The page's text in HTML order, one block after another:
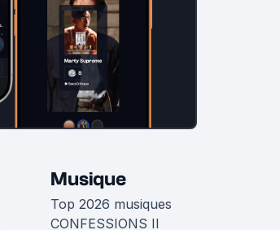
Musique
Top 2026 musiques
CONFESSIONS II